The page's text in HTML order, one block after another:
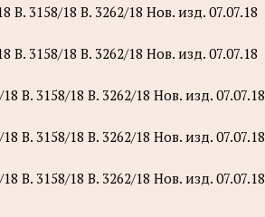
3158/18 B. 3262/18 Нов. изд. 07.07.18
3158/18 B. 3262/18 Нов. изд. 07.07.18
B. 3158/18 B. 3262/18 Нов. изд. 07.07.18
B. 3158/18 B. 3262/18 Нов. изд. 07.07.18
B. 3158/18 B. 3262/18 Нов. изд. 07.07.18